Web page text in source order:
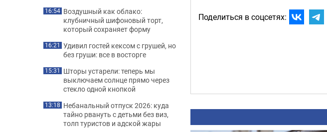
Поделиться в соцсетях:
16:54 Воздушный как облако:
клубничный шифоновый торт,
который сохраняет форму
16:21 Удивил гостей кексом с грушей, но
без груши: все в восторге
15:31 Шторы устарели: теперь мы
выключаем солнце прямо через
стекло одной кнопкой
13:18 Небанальный отпуск 2026: куда
тайно рвануть с детьми без виз,
толп туристов и адской жары